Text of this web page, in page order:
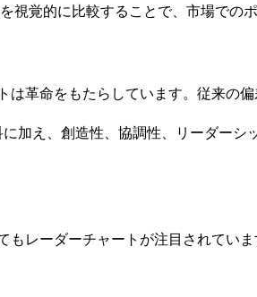
視覚的に比較することで、市場での
は革命をもたらしています。従来の
加え、創造性、協調性、リーダー
もレーダーチャートが注目されてい